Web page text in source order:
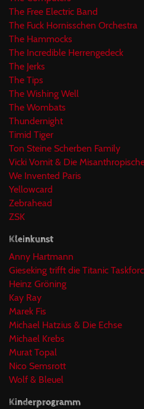
The Free Electric Band
The Fuck Hornisschen Orchestra
The Hammocks
The Incredible Herrengedeck
The Jerks
The Tips
The Wishing Well
The Wombats
Thundernight
Timid Tiger
Ton Steine Scherben Family
Vicki Vomit & Die
We Invented Paris
Yellowcard
Zebrahead
ZSK
Kleinkunst
Anny Hartmann
Gieseking trifft die Titanic
Heinz Gröning
Kay Ray
Marek Fis
Michael Hatzius & Die Echse
Michael Krebs
Murat Topal
Nico Semsrott
Wolf & Bleuel
Kinderprogramm